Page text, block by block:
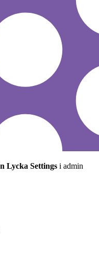
Lycka Settings i admin